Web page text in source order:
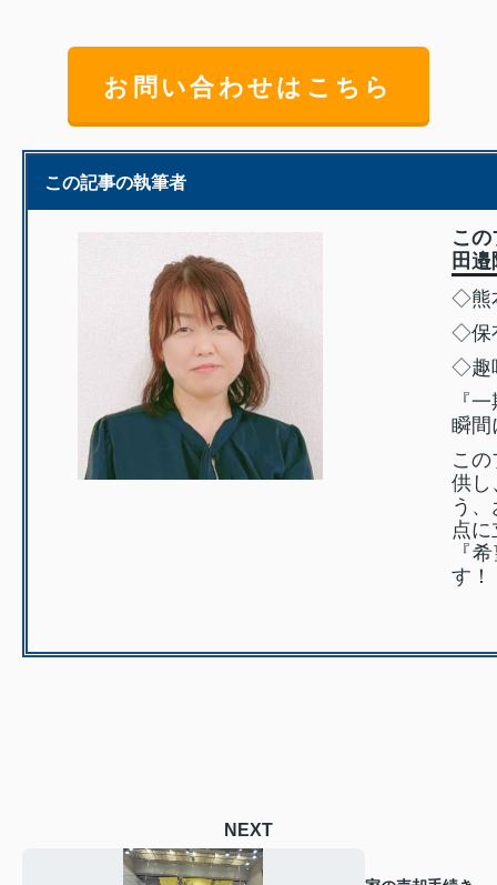
お問い合わせはこちら
この記事の執筆者
こ
田
◇熊
◇保
◇趣
『
瞬間
こ
供し
う
点
『
す！
NEXT